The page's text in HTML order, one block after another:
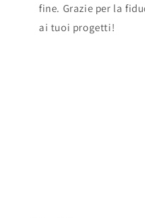
fine. Grazie per la
ai tuoi progetti!